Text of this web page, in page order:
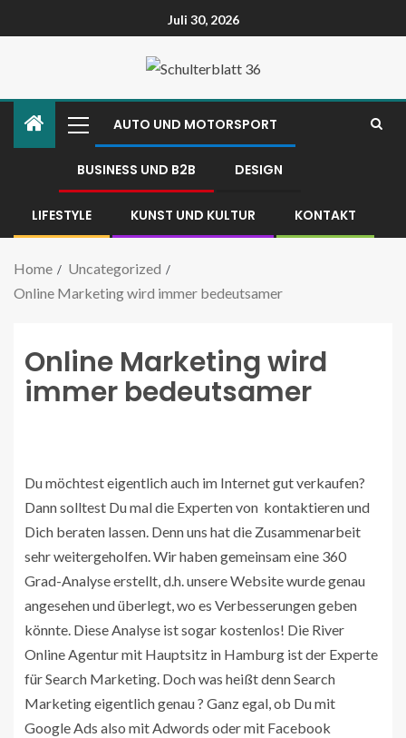
Juli 30, 2026
AUTO UND MOTORSPORT
BUSINESS UND B2B DESIGN
LIFESTYLE KUNST UND KULTUR KONTAKT
Home
Uncategorized
Online Marketing wird immer bedeutsamer
Online Marketing wird
immer bedeutsamer
Du möchtest eigentlich auch im Internet gut verkaufen?
Dann solltest Du mal die Experten von kontaktieren und
Dich beraten lassen. Denn uns hat die Zusammenarbeit
sehr weitergeholfen. Wir haben gemeinsam eine 360
Grad-Analyse erstellt, d.h. unsere Website wurde genau
angesehen und überlegt, wo es Verbesserungen geben
könnte. Diese Analyse ist sogar kostenlos! Die River
Online Agentur mit Hauptsitz in Hamburg ist der Experte
für Search Marketing. Doch was heißt denn Search
Marketing eigentlich genau ? Ganz egal, ob Du mit
Google Ads also mit Adwords oder mit Facebook